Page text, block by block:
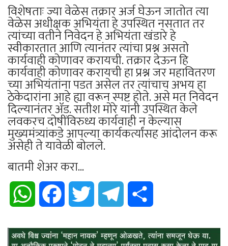
विशेषताः ज्या वेळेस तक्रार अर्ज घेऊन जातोत त्या
वेळेस अधीक्षक अभियंता हे उपस्थित नसतात तर
त्यांच्या वतीने निवेदन हे अभियंता खंडारे हे
स्वीकारतात आणि त्यानंतर त्यांचा प्रश्न असतो
कार्यवाही कोणावर करायची. तक्रार देऊन हि
कार्यवाही कोणावर करायची हा प्रश्न जर महावितरण
च्या अभियंतांना पडत असेल तर त्यांचाच अभय हा
ठेकेदारांना आहे ह्या वरून स्पष्ट होते. असे मत निवेदन
दिल्यानंतर ॲड. सतीश मोरे यांनी उपस्थित केले
लवकरच दोषींविरुध्य कार्यवाही न केल्यास
मुख्यमंत्र्यांकडे आपल्या कार्यकर्त्यांसह आंदोलन करू
असेही ते यावेळी बोलले.
बातमी शेअर करा...
WhatsApp Facebook Twitter Telegram